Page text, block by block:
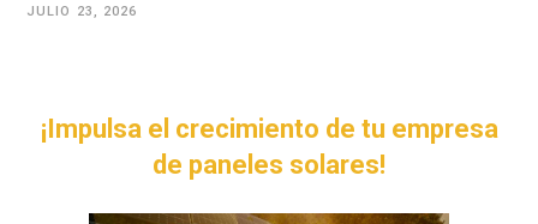
JULIO 23, 2026
¡Impulsa el crecimiento de tu empresa
de paneles solares!